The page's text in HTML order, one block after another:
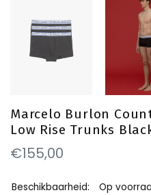
Marcelo Burlon
Low Rise Trunks
€155,00
Beschikbaarheid: Op